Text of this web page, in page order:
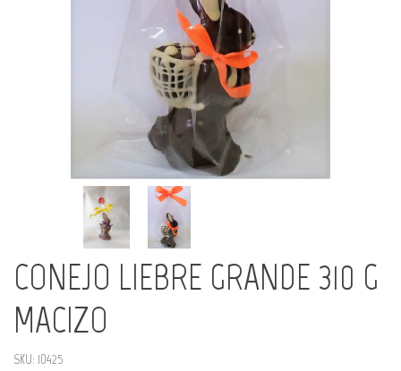
CONEJO LIEBRE GRANDE 310 G
MACIZO
SKU: 10425